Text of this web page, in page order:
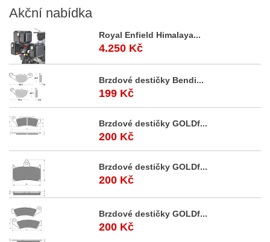
Akční nabídka
Royal Enfield Himalaya...
4.250 Kč
Brzdové destičky Bendi...
199 Kč
Brzdové destičky GOLDf...
200 Kč
Brzdové destičky GOLDf...
200 Kč
Brzdové destičky GOLDf...
200 Kč